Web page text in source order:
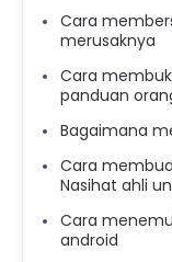
Cara
merusaknya
Cara
panduan
Bagaimana
Cara
Nasihat ahli
Cara
android